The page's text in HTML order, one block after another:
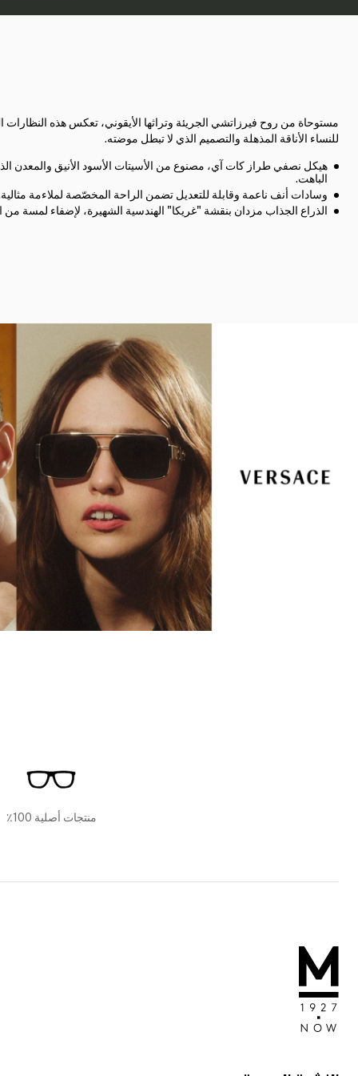
مستوحاة من روح فيرزاتشي الجريئة وتراثها الأيقوني، تعكس هذه النظارات
للنساء الأناقة المذهلة والتصميم الذي لا تبطل موضته.
هيكل نصفي طراز كات آي، مصنوع من الأسيتات الأسود الأنيق والمعدن
الباهت.
وسادات أنف ناعمة وقابلة للتعديل تضمن الراحة المخصّصة لملاءمة
الذراع الجذاب مزدان بنقشة "غريكا" الهندسية الشهيرة، لإضفاء لمسة من
منتجات أصلية 100٪